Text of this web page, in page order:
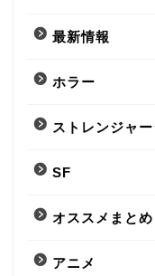
最新情報
ホラー
ストレンジャ
SF
オススメまとめ
アニメ